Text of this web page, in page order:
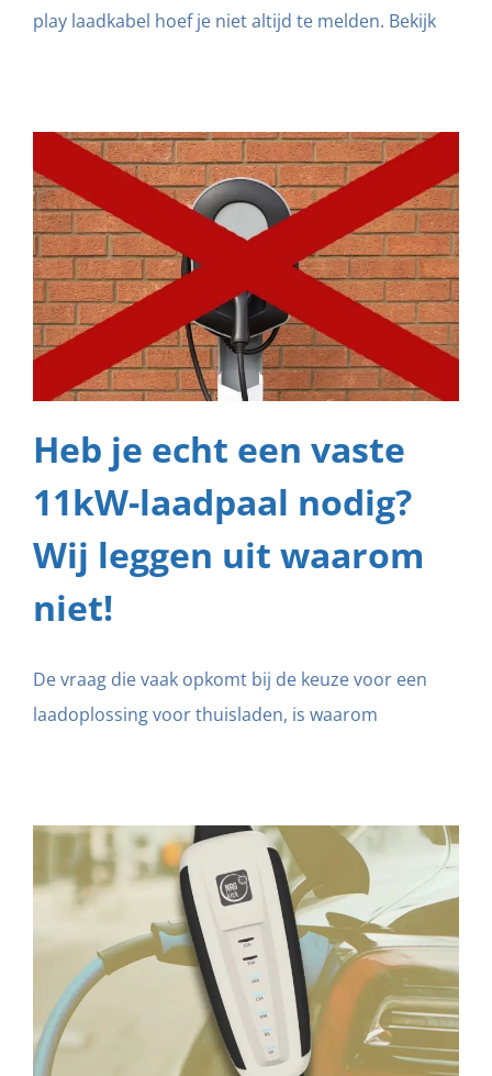
play laadkabel hoef je niet altijd te melden. Bekijk
Heb je echt een vaste
11kW-laadpaal nodig?
Wij leggen uit waarom
niet!
De vraag die vaak opkomt bij de keuze voor een
laadoplossing voor thuisladen, is waarom